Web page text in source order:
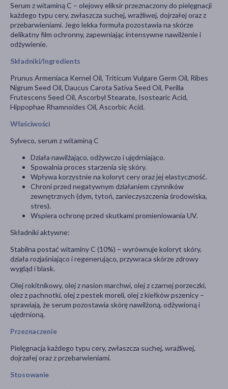
Serum z witaminą C – olejowy eliksir przeznaczony do pielęgnacji
każdego typu cery, zwłaszcza suchej, wrażliwej, dojrzałej oraz z
przebarwieniami. Jego lekka formuła pozostawia na skórze
delikatny film ochronny, zapewniając intensywne nawilżenie i
odżywienie.
Składniki/Ingredients
Prunus Armeniaca Kernel Oil, Triticum Vulgare Germ Oil, Ribes
Nigrum Seed Oil, Daucus Carota Sativa Seed Oil, Perilla
Frutescens Seed Oil, Ascorbyl Stearate, Isostearic Acid,
Hippophae Rhamnoides Oil, Ascorbic Acid.
Właściwości
Sylveco, serum z witaminą C
Działa nawilżająco, odżywczo i ujędrniająco.
Spowalnia proces starzenia się skóry.
Wpływa korzystnie na koloryt cery oraz jej elastyczność.
Chroni przed negatywnym działaniem czynników
zewnętrznych (dym, tytoń, zanieczyszczenia środowiska,
stres).
Wspiera ochronę przed skutkami promieniowania UV.
Składniki aktywne:
Stabilna postać witaminy C (10%) − wyrównuje koloryt skóry,
działa rozjaśniająco i regenerująco, przywraca skórze zdrowy
wygląd i blask.
Olej rokitnikowy, olej z nasion marchwi, olej z czarnej porzeczki,
olez z pachnotki, olej z pestek moreli, olej z kiełków pszenicy −
sprawiają, że serum pozostawia skórę nawilżoną, odżywioną i
ujędrnioną.
Przeznaczenie
Pielęgnacja każdego typu cery, zwłaszcza suchej, wrażliwej,
dojrzałej oraz z przebarwieniami.
Stosowanie